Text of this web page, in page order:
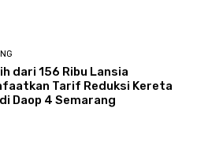
dari 156 Ribu Lansia
Tarif Reduksi Kereta
Daop 4 Semarang